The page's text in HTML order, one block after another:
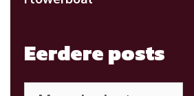
Eerdere posts